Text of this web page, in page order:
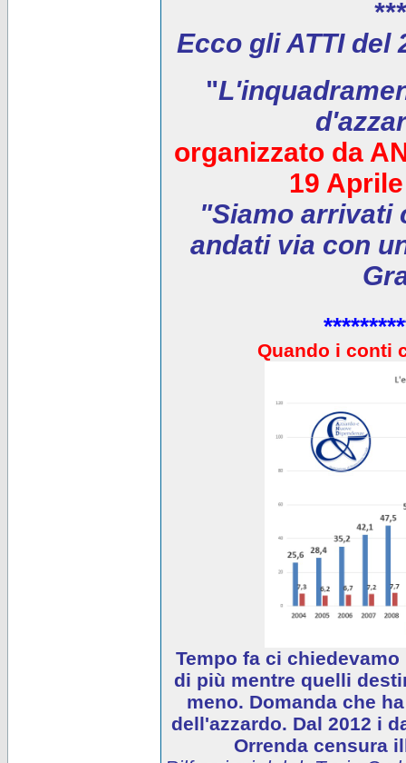
Ecco gli ATTI del
"
organizzato da
19
"Siamo arrivati
andati via con
Quando i conti
Tempo fa ci
di più mentre quelli
meno. Domanda che
dell'azzardo. Dal 2012 i
Orrenda censura